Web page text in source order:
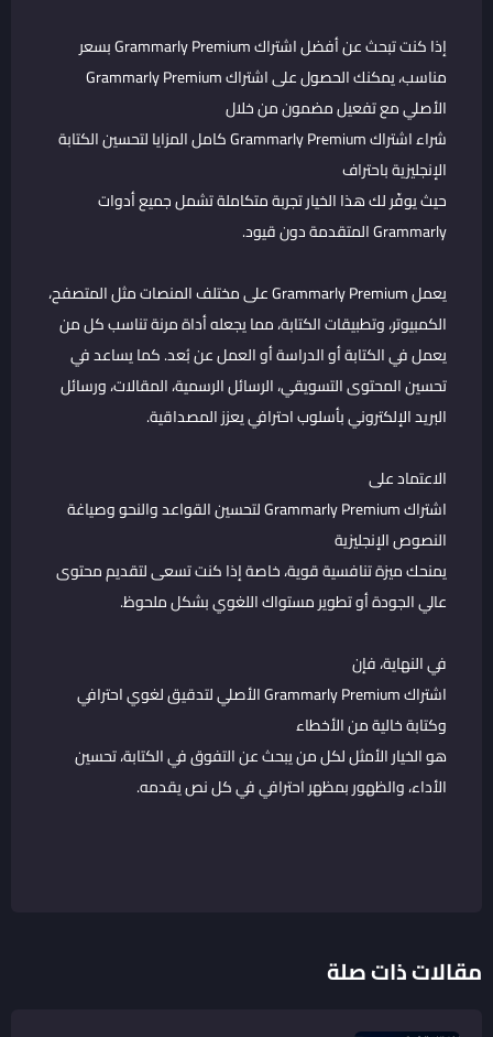
إذا كنت تبحث عن أفضل اشتراك Grammarly Premium بسعر
مناسب، يمكنك الحصول على اشتراك Grammarly Premium
الأصلي مع تفعيل مضمون من خلال
شراء اشتراك Grammarly Premium كامل المزايا لتحسين الكتابة
الإنجليزية باحتراف
حيث يوفّر لك هذا الخيار تجربة متكاملة تشمل جميع أدوات
Grammarly المتقدمة دون قيود.
يعمل Grammarly Premium على مختلف المنصات مثل المتصفح،
الكمبيوتر، وتطبيقات الكتابة، مما يجعله أداة مرنة تناسب كل من
يعمل في الكتابة أو الدراسة أو العمل عن بُعد. كما يساعد في
تحسين المحتوى التسويقي، الرسائل الرسمية، المقالات، ورسائل
البريد الإلكتروني بأسلوب احترافي يعزز المصداقية.
الاعتماد على
اشتراك Grammarly Premium لتحسين القواعد والنحو وصياغة
النصوص الإنجليزية
يمنحك ميزة تنافسية قوية، خاصة إذا كنت تسعى لتقديم محتوى
عالي الجودة أو تطوير مستواك اللغوي بشكل ملحوظ.
في النهاية، فإن
اشتراك Grammarly Premium الأصلي لتدقيق لغوي احترافي
وكتابة خالية من الأخطاء
هو الخيار الأمثل لكل من يبحث عن التفوق في الكتابة، تحسين
الأداء، والظهور بمظهر احترافي في كل نص يقدمه.
مقالات ذات صلة